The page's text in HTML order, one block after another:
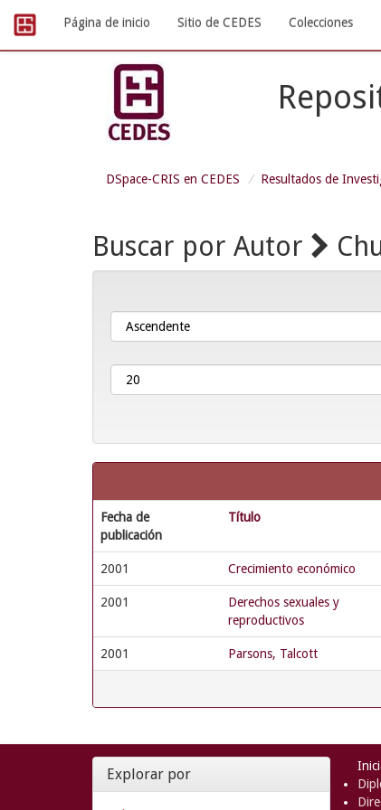
navigation
Página de inicio Sitio de CEDES Colecciones
DSpace-CRIS en CEDES Resultados de
Buscar por Autor
Fecha de
publicación
Título
2001 Crecimiento económico
2001
Derechos sexuales y
reproductivos
2001 Parsons, Talcott
Explorar por